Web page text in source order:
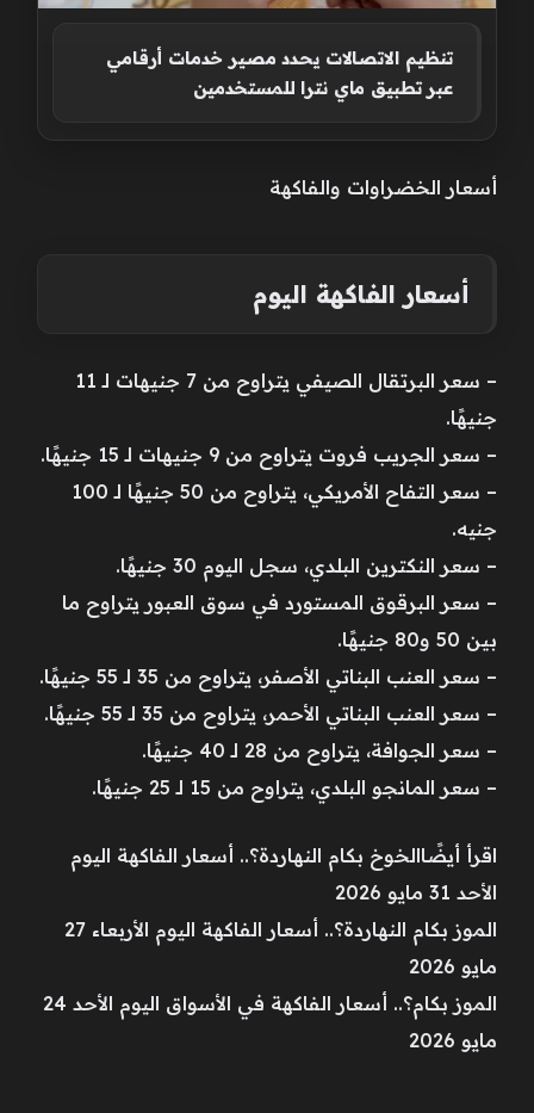
تنظيم الاتصالات يحدد مصير خدمات أرقامي
عبر تطبيق ماي نترا للمستخدمين
أسعار الخضراوات والفاكهة
أسعار الفاكهة اليوم
– سعر البرتقال الصيفي يتراوح من 7 جنيهات لـ 11
جنيهًا.
– سعر الجريب فروت يتراوح من 9 جنيهات لـ 15 جنيهًا.
– سعر التفاح الأمريكي، يتراوح من 50 جنيهًا لـ 100
جنيه.
– سعر النكترين البلدي، سجل اليوم 30 جنيهًا.
– سعر البرقوق المستورد في سوق العبور يتراوح ما
بين 50 و80 جنيهًا.
– سعر العنب البناتي الأصفر، يتراوح من 35 لـ 55 جنيهًا.
– سعر العنب البناتي الأحمر، يتراوح من 35 لـ 55 جنيهًا.
– سعر الجوافة، يتراوح من 28 لـ 40 جنيهًا.
– سعر المانجو البلدي، يتراوح من 15 لـ 25 جنيهًا.
اقرأ أيضًاالخوخ بكام النهاردة؟.. أسعار الفاكهة اليوم
الأحد 31 مايو 2026
الموز بكام النهاردة؟.. أسعار الفاكهة اليوم الأربعاء 27
مايو 2026
الموز بكام؟.. أسعار الفاكهة في الأسواق اليوم الأحد 24
مايو 2026